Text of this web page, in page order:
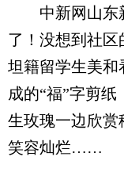
中新网山东新
了！没想到社区
坦籍留学生美和
成的“福”字剪
生玫瑰一边欣赏
笑容灿烂……